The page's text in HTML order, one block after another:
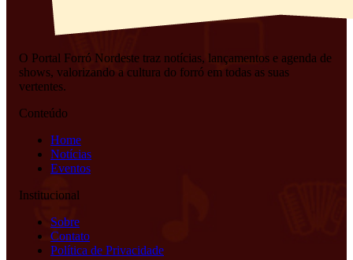
O Portal Forró Nordeste traz notícias, lançamentos e agenda de
shows, valorizando a cultura do forró em todas as suas
vertentes.
Conteúdo
Home
Notícias
Eventos
Institucional
Sobre
Contato
Política de Privacidade